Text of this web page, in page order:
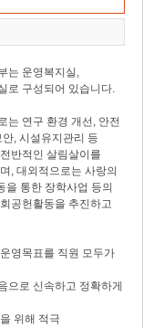
는 운영복지실,
로 구성되어 있습니다.
는 연구 환경 개선, 안전
안, 시설유지관리 등
반적인 살림살이를
, 대외적으로는 사랑의
을 통한 장학사업 등의
공헌활동을 추진하고
영목표를 직원 모두가
으로 신속하고 정확하게
위해 적극